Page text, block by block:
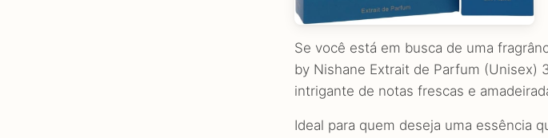
Se você está em busca de uma
by Nishane Extrait de Parfum (Unisex)
intrigante de notas frescas e
Ideal para quem deseja uma essência